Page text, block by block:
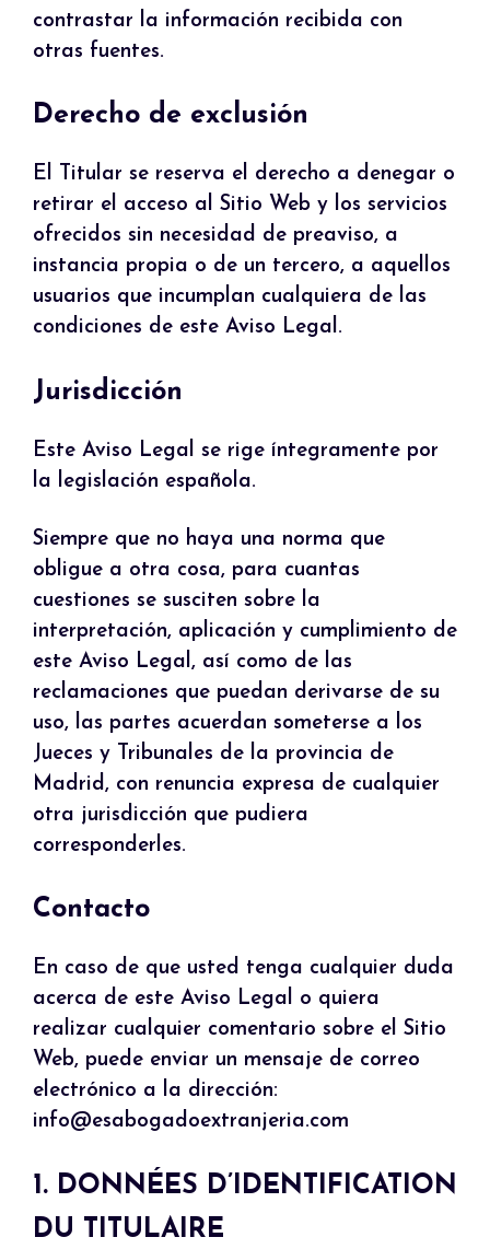
contrastar la información recibida con
otras fuentes.
Derecho de exclusión
El Titular se reserva el derecho a denegar o
retirar el acceso al Sitio Web y los servicios
ofrecidos sin necesidad de preaviso, a
instancia propia o de un tercero, a aquellos
usuarios que incumplan cualquiera de las
condiciones de este Aviso Legal.
Jurisdicción
Este Aviso Legal se rige íntegramente por
la legislación española.
Siempre que no haya una norma que
obligue a otra cosa, para cuantas
cuestiones se susciten sobre la
interpretación, aplicación y cumplimiento de
este Aviso Legal, así como de las
reclamaciones que puedan derivarse de su
uso, las partes acuerdan someterse a los
Jueces y Tribunales de la provincia de
Madrid, con renuncia expresa de cualquier
otra jurisdicción que pudiera
corresponderles.
Contacto
En caso de que usted tenga cualquier duda
acerca de este Aviso Legal o quiera
realizar cualquier comentario sobre el Sitio
Web, puede enviar un mensaje de correo
electrónico a la dirección:
info@esabogadoextranjeria.com
1. DONNÉES D’IDENTIFICATION
DU TITULAIRE